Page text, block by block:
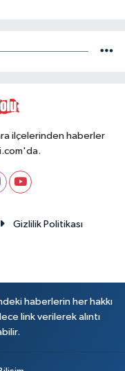
ilçelerinden haberler
Gizlilik Politikası
haberlerin her hakkı
link verilerek alıntı